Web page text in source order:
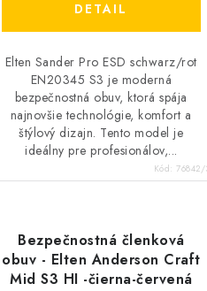
DETAIL
Elten Sander Pro ESD schwarz/rot
EN20345 S3 je moderná
bezpečnostná obuv, ktorá spája
najnovšie technológie, komfort a
štýlový dizajn. Tento model je
ideálny pre profesionálov,...
Kód:76842/
Bezpečnostná členková
obuv - Elten Anderson Craft
Mid S3 HI -čierna-červená